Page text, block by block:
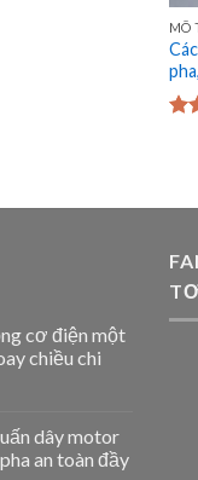
MÔ
cơ điện một
chiều chi
dây motor
an toàn đầy